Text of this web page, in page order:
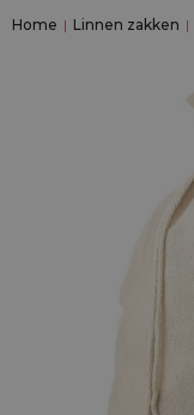
Home | Linnen zakken |